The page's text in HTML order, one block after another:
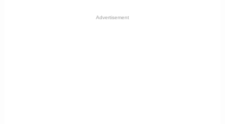
Advertisement